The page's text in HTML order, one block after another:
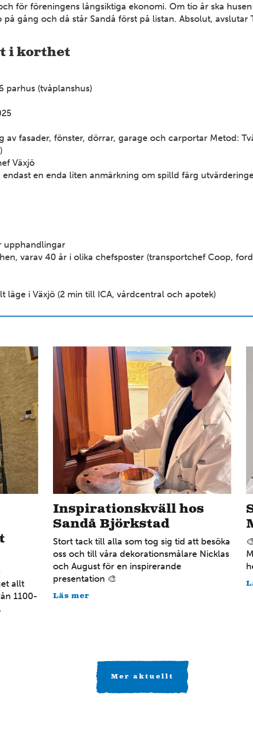
4
för föreningens långsiktiga ekonomi. Om tio år ska
gång och då står Sandå först på listan. Absolut, avslutar
i korthet
parhus (tvåplanshus)
av fasader, fönster, dörrar, garage och carportar Metod:
Växjö
en enda liten anmärkning om spilld färg
upphandlingar
varav 40 år i olika chefsposter (transportchef Coop,
läge i Växjö (2 min till ICA, vårdcentral och apotek)
allt
1100-
Inspirationskväll hos
Sandå Björkstad
Stort tack till alla som tog sig tid att besöka
oss och till våra dekorationsmålare Nicklas
och August för en inspirerande
presentation 🎨
Läs mer
Mer aktuellt